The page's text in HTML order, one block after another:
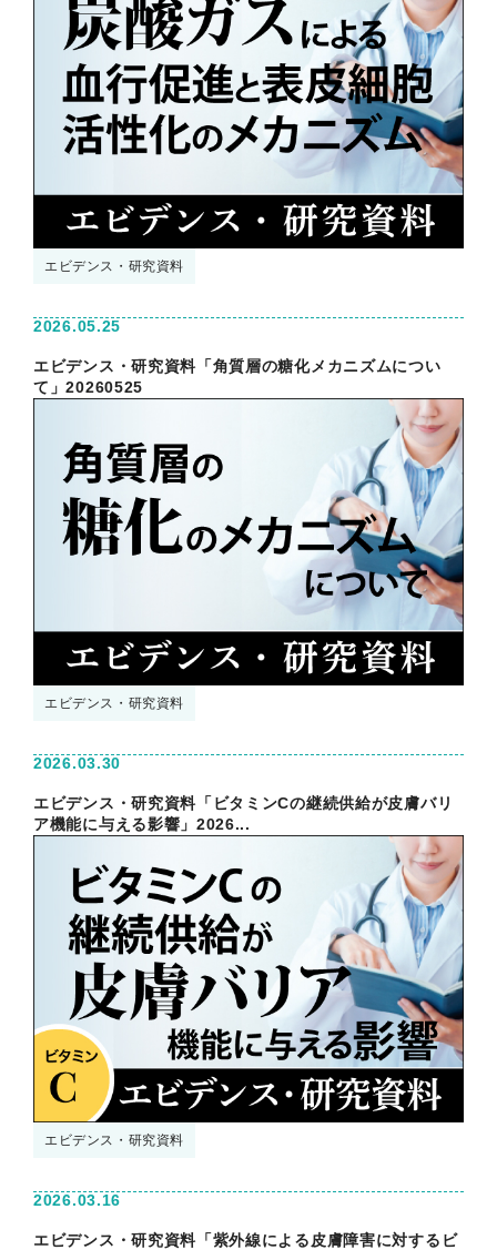
エビデンス・研究資料
2026.05.25
エビデンス・研究資料「角質層の糖化メカニズムについ
て」20260525
エビデンス・研究資料
2026.03.30
エビデンス・研究資料「ビタミンCの継続供給が皮膚バリ
ア機能に与える影響」2026...
エビデンス・研究資料
2026.03.16
エビデンス・研究資料「紫外線による皮膚障害に対するビ